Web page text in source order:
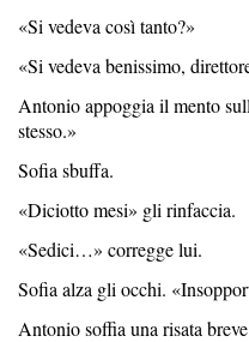
«Si vedeva così tanto?»
«Si vedeva benissimo,
Antonio appoggia il mento
stesso.»
Sofia sbuffa.
«Diciotto mesi» gli rinfaccia.
«Sedici…» corregge lui.
Sofia alza gli occhi.
Antonio soffia una risata